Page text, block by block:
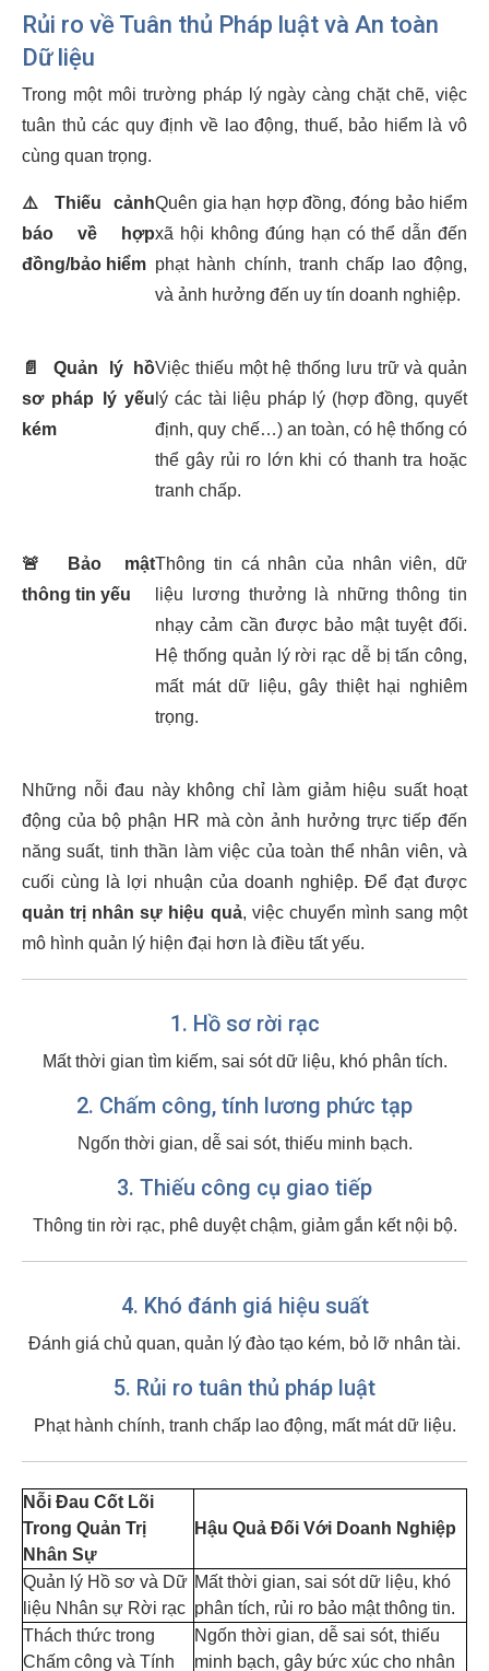
Rủi ro về Tuân thủ Pháp luật và An toàn
Dữ liệu
Trong một môi trường pháp lý ngày càng chặt chẽ, việc
tuân thủ các quy định về lao động, thuế, bảo hiểm là vô
cùng quan trọng.
⚠️
Thiếu cảnh
báo về hợp
đồng/bảo hiểm
Quên gia hạn hợp đồng, đóng bảo hiểm
xã hội không đúng hạn có thể dẫn đến
phạt hành chính, tranh chấp lao động,
và ảnh hưởng đến uy tín doanh nghiệp.
📄
Quản lý hồ
sơ pháp lý yếu
kém
Việc thiếu một hệ thống lưu trữ và quản
lý các tài liệu pháp lý (hợp đồng, quyết
định, quy chế…) an toàn, có hệ thống có
thể gây rủi ro lớn khi có thanh tra hoặc
tranh chấp.
🚨
Bảo mật
thông tin yếu
Thông tin cá nhân của nhân viên, dữ
liệu lương thưởng là những thông tin
nhạy cảm cần được bảo mật tuyệt đối.
Hệ thống quản lý rời rạc dễ bị tấn công,
mất mát dữ liệu, gây thiệt hại nghiêm
trọng.
Những nỗi đau này không chỉ làm giảm hiệu suất hoạt
động của bộ phận HR mà còn ảnh hưởng trực tiếp đến
năng suất, tinh thần làm việc của toàn thể nhân viên, và
cuối cùng là lợi nhuận của doanh nghiệp. Để đạt được
quản trị nhân sự hiệu quả, việc chuyển mình sang một
mô hình quản lý hiện đại hơn là điều tất yếu.
1. Hồ sơ rời rạc
Mất thời gian tìm kiếm, sai sót dữ liệu, khó phân tích.
2. Chấm công, tính lương phức tạp
Ngốn thời gian, dễ sai sót, thiếu minh bạch.
3. Thiếu công cụ giao tiếp
Thông tin rời rạc, phê duyệt chậm, giảm gắn kết nội bộ.
4. Khó đánh giá hiệu suất
Đánh giá chủ quan, quản lý đào tạo kém, bỏ lỡ nhân tài.
5. Rủi ro tuân thủ pháp luật
Phạt hành chính, tranh chấp lao động, mất mát dữ liệu.
Nỗi Đau Cốt Lõi
Trong Quản Trị
Nhân Sự
Hậu Quả Đối Với Doanh Nghiệp
Quản lý Hồ sơ và Dữ
liệu Nhân sự Rời rạc
Mất thời gian, sai sót dữ liệu, khó
phân tích, rủi ro bảo mật thông tin.
Thách thức trong
Chấm công và Tính
Ngốn thời gian, dễ sai sót, thiếu
minh bạch, gây bức xúc cho nhân